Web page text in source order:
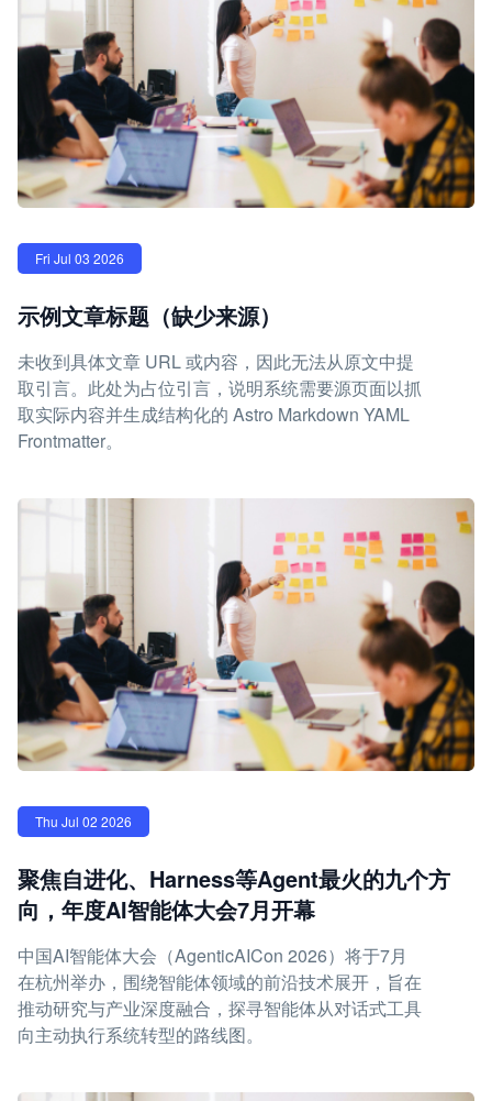
Fri Jul 03 2026
示例文章标题（缺少来源）
未收到具体文章 URL 或内容，因此无法从原文中提
取引言。此处为占位引言，说明系统需要源页面以抓
取实际内容并生成结构化的 Astro Markdown YAML
Frontmatter。
Thu Jul 02 2026
聚焦自进化、Harness等Agent最火的九个方
向，年度AI智能体大会7月开幕
中国AI智能体大会（AgenticAICon 2026）将于7月
在杭州举办，围绕智能体领域的前沿技术展开，旨在
推动研究与产业深度融合，探寻智能体从对话式工具
向主动执行系统转型的路线图。